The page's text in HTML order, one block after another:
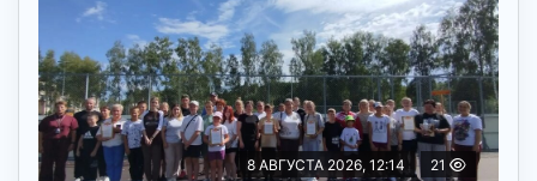
8 АВГУСТА 2026, 12:14 21